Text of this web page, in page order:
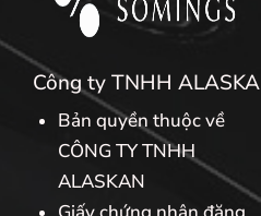
Công ty TNHH ALASKA
Bản quyền thuộc về
CÔNG TY TNHH
ALASKAN